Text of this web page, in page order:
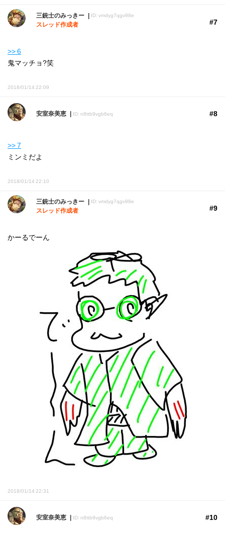
三銃士のみっきー ID: vmdyg7qgv98e
スレッド作成者 #7
>> 6
鬼マッチョ?笑
2018/01/14 22:09
安室奈美恵 ID: n8ttb9vgb6eq #8
>> 7
ミンミだよ
2018/01/14 22:10
三銃士のみっきー ID: vmdyg7qgv98e
スレッド作成者 #9
かーるでーん
2018/01/14 22:31
安室奈美恵 ID: n8ttb9vgb6eq #10